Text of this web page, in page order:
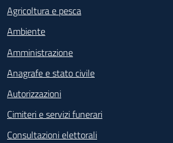
Agricoltura e pesca
Ambiente
Amministrazione
Anagrafe e stato civile
Autorizzazioni
Cimiteri e servizi funerari
Consultazioni elettorali